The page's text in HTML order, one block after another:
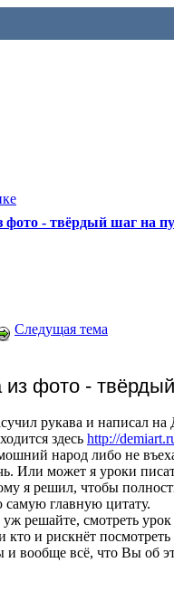
фото - твёрдый шаг на
Следущая тема
фото -
рукава и написал
здесь http://
народ либо не
Или может я уроки
я решил, чтобы
самую главную цитату.
решайте, смотреть урок
кто и рискнёт
и вообще всё, что Вы об